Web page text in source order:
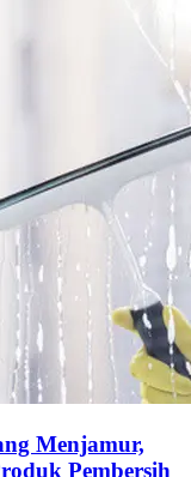
Menjamur,
Pembersih